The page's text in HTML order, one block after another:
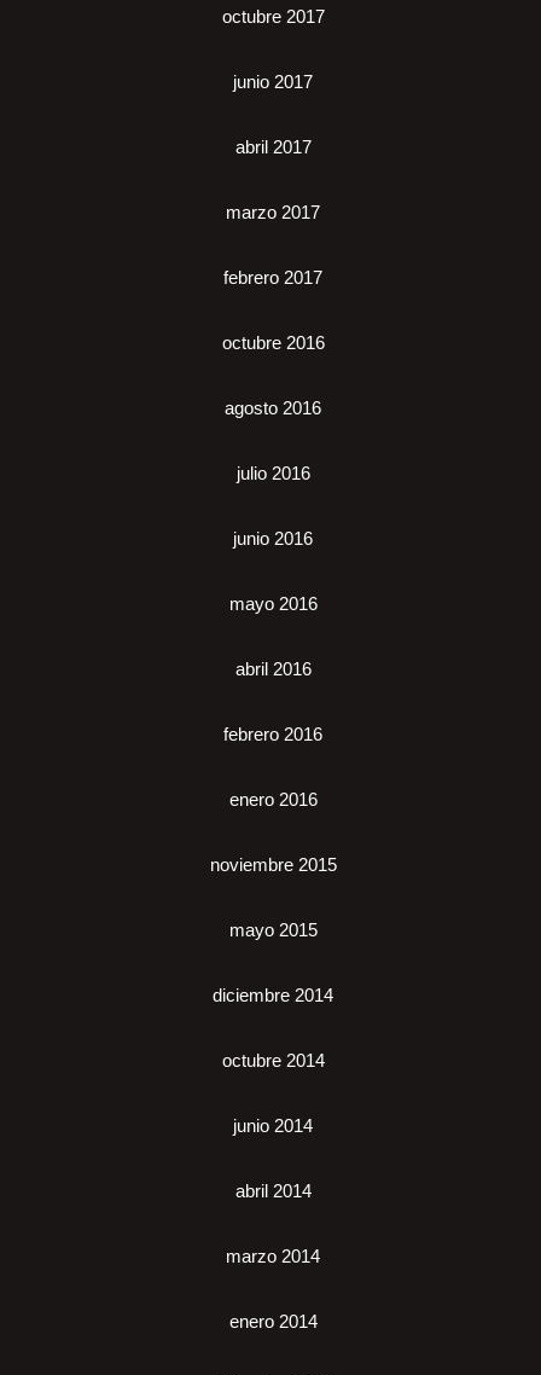
octubre 2017
junio 2017
abril 2017
marzo 2017
febrero 2017
octubre 2016
agosto 2016
julio 2016
junio 2016
mayo 2016
abril 2016
febrero 2016
enero 2016
noviembre 2015
mayo 2015
diciembre 2014
octubre 2014
junio 2014
abril 2014
marzo 2014
enero 2014